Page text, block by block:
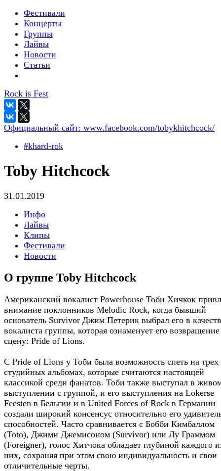
Фестивали
Концерты
Группы
Лайвы
Новости
Статьи
Rock is Fest
Официальный сайт: www.facebook.com/tobykhitchcock/
#khard-rok
Toby Hitchcock
31.01.2019
Инфо
Лайвы
Клипы
Фестивали
Новости
О группе Toby Hitchcock
Американский вокалист Powerhouse Тоби Хичкок
внимание поклонников Melodic Rock, когда бывший
основатель Survivor Джим Петерик выбрал его в
вокалиста группы, которая ознаменует его
сцену: Pride of Lions.
С Pride of Lions у Тоби была возможность спеть на трех
студийных альбомах, которые считаются настоящей
классикой среди фанатов. Тоби также выступал в
выступлении с группой, и его выступления на Lokerse
Feesten в Бельгии и в United Forces of Rock в Германии
создали широкий консенсус относительно его
способностей. Часто сравнивается с Бобби Кимбаллом
(Toto), Джими Джемисоном (Survivor) или Лу Граммом
(Foreigner), голос Хитчока обладает глубиной каждого
них, сохраняя при этом свою индивидуальность и свои
отличительные черты.